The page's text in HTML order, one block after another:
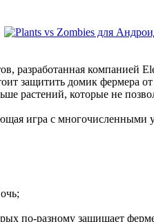
разработанная компанией
защитить домик фермера
растений, которые не
игра с
по-разному защищает